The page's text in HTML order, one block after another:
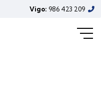
Vigo: 986 423 209